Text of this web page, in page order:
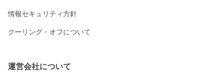
情報セキュリティ方針
クーリング・オフについて
運営会社について